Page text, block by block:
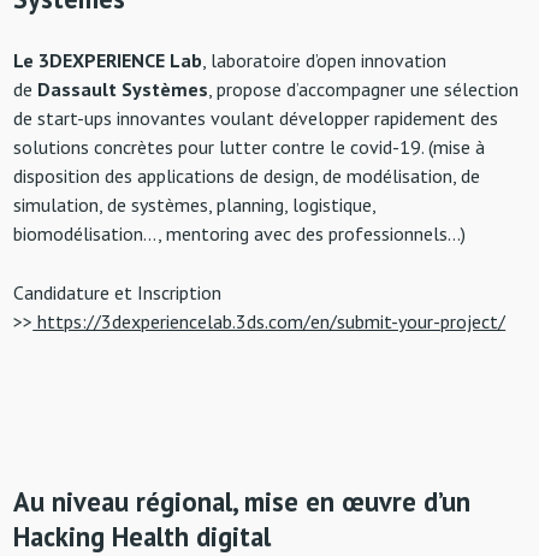
Le 3DEXPERIENCE Lab, laboratoire d’open innovation
de Dassault Systèmes, propose d’accompagner une sélection
de start-ups innovantes voulant développer rapidement des
solutions concrètes pour lutter contre le covid-19. (mise à
disposition des applications de design, de modélisation, de
simulation, de systèmes, planning, logistique,
biomodélisation…, mentoring avec des professionnels…)
Candidature et Inscription
>> https://3dexperiencelab.3ds.com/en/submit-your-project/
Au niveau régional, mise en œuvre d’un
Hacking Health digital